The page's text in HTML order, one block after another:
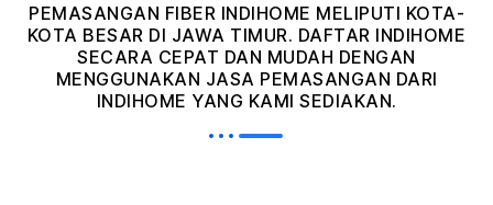
PEMASANGAN FIBER INDIHOME MELIPUTI KOTA-
KOTA BESAR DI JAWA TIMUR. DAFTAR INDIHOME
SECARA CEPAT DAN MUDAH DENGAN
MENGGUNAKAN JASA PEMASANGAN DARI
INDIHOME YANG KAMI SEDIAKAN.